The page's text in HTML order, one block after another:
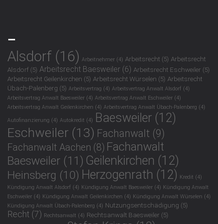
Alsdorf (16) Arbeitnehmer (4) Arbeitsrecht (5) Arbeitsrecht
Alsdorf (5) Arbeitsrecht Baesweiler (6) Arbeitsrecht Eschweiler (5)
Arbeitsrecht Geilenkirchen (5) Arbeitsrecht Würselen (5) Arbeitsrecht
Übach-Palenberg (5) Arbeitsvertrag (4) Arbeitsvertrag Anwalt Alsdorf (4)
Arbeitsvertrag Anwalt Baesweiler (4) Arbeitsvertrag Anwalt Eschweiler (4)
Arbeitsvertrag Anwalt Geilenkirchen (4) Arbeitsvertrag Anwalt Übach-Palenberg (4)
Autofinanzierung (4) Autokredit (4) Baesweiler (12)
Eschweiler (13) Fachanwalt (9)
Fachanwalt Aachen (8) Fachanwalt
Baesweiler (11) Geilenkirchen (12)
Heinsberg (10) Herzogenrath (12) Kredit (4)
Kündigung Anwalt Alsdorf (4) Kündigung Anwalt Baesweiler (4) Kündigung Anwalt
Eschweiler (4) Kündigung Anwalt Geilenkirchen (4) Kündigung Anwalt Würselen (4)
Kündigung Anwalt Übach-Palenberg (4) Nutzungsentschädigung (5)
Recht (7) Rechtsanwalt (4) Rechtsanwalt Baesweiler (5)